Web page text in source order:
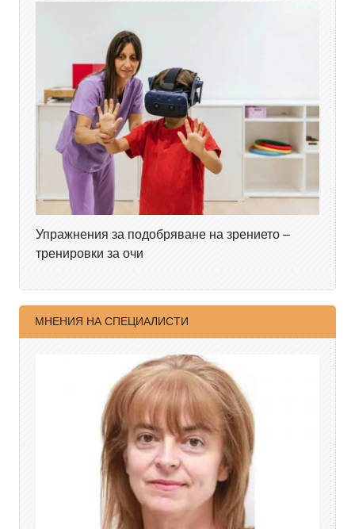
Упражнения за подобряване на зрението –
тренировки за очи
МНЕНИЯ НА СПЕЦИАЛИСТИ